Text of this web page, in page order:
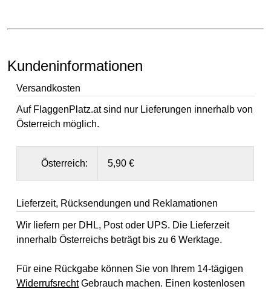
Kundeninformationen
Versandkosten
Auf FlaggenPlatz.at sind nur Lieferungen innerhalb von
Österreich möglich.
Österreich: 5,90 €
Lieferzeit, Rücksendungen und Reklamationen
Wir liefern per DHL, Post oder UPS. Die Lieferzeit
innerhalb Österreichs beträgt bis zu 6 Werktage.
Für eine Rückgabe können Sie von Ihrem 14-tägigen
WiderrufsrechtGebrauch machen. Einen kostenlosen